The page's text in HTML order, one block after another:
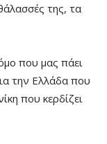
της, τα
που μας πάει
την Ελλάδα που
που κερδίζει